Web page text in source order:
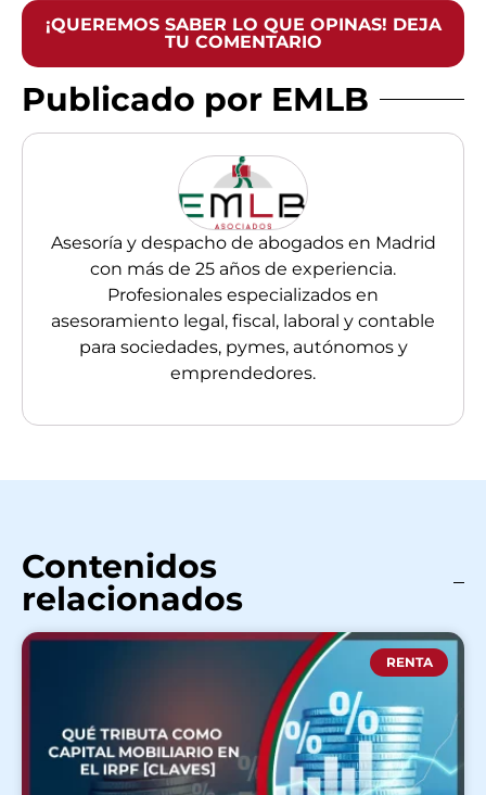
¡QUEREMOS SABER LO QUE OPINAS! DEJA
TU COMENTARIO
Publicado por EMLB
Asesoría y despacho de abogados en Madrid
con más de 25 años de experiencia.
Profesionales especializados en
asesoramiento legal, fiscal, laboral y contable
para sociedades, pymes, autónomos y
emprendedores.
Contenidos
relacionados
RENTA